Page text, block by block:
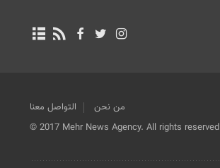
من نحن
التواصل معنا
© 2017 Mehr News Agency. All rights reserved